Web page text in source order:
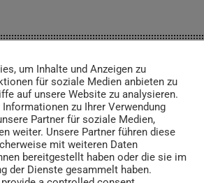
um Inhalte und Anzeigen zu
für soziale Medien anbieten zu
auf unsere Website zu analysieren.
zu Ihrer Verwendung
Partner für soziale Medien,
weiter. Unsere Partner führen diese
mit weiteren Daten
bereitgestellt haben oder die sie im
der Dienste gesammelt haben.